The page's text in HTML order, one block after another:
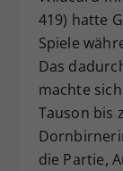
419) hatte
Spiele
Das
machte
Tauson bis
die Partie,